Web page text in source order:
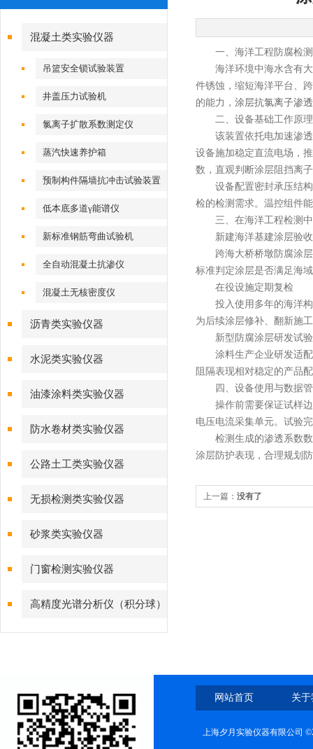
一、海洋工程防腐检测
海洋环境中海水含有大
件锈蚀，缩短海洋平台、
的能力， 涂层抗氯离子渗
二、设备基础工作原理
该装置依托电加速渗透
设备施加稳定直流电场，
数，直观判断涂层阻挡离
设备配置密封承压结构
检的检测需求。温控组件
三、在海洋工程检测中
新建海洋基建涂层验收
跨海大桥桥墩防腐涂层
标准判定涂层是否满足海
在役设施定期复检
投入使用多年的海洋构
为后续涂层修补、翻新施
新型防腐涂层研发试验
涂料生产企业研发适配
阻隔表现相对稳定的产品
四、设备使用与数据管
操作前需要保证试样边
电压电流采集单元。试验
检测生成的渗透系数数
涂层防护表现，合理规划
上一篇： 没有了
混凝土类实验仪器
吊篮安全锁试验装置
井盖压力试验机
氯离子扩散系数测定仪
蒸汽快速养护箱
预制构件隔墙抗冲击试验装置
低本底多道γ能谱仪
新标准钢筋弯曲试验机
全自动混凝土抗渗仪
混凝土无核密度仪
沥青类实验仪器
水泥类实验仪器
油漆涂料类实验仪器
防水卷材类实验仪器
公路土工类实验仪器
无损检测类实验仪器
砂浆类实验仪器
门窗检测实验仪器
高精度光谱分析仪（积分球）
综合测试系统
网站首页 关
上海夕月实验仪器有限公司